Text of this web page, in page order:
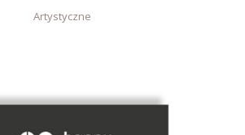
Artystyczne